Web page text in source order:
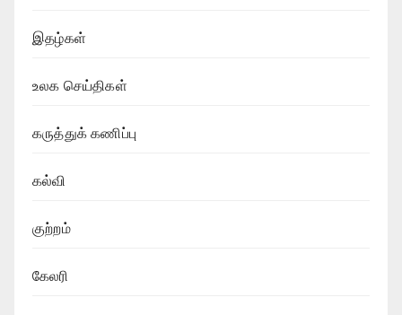
இதழ்கள்
உலக செய்திகள்
கருத்துக் கணிப்பு
கல்வி
குற்றம்
கேலரி